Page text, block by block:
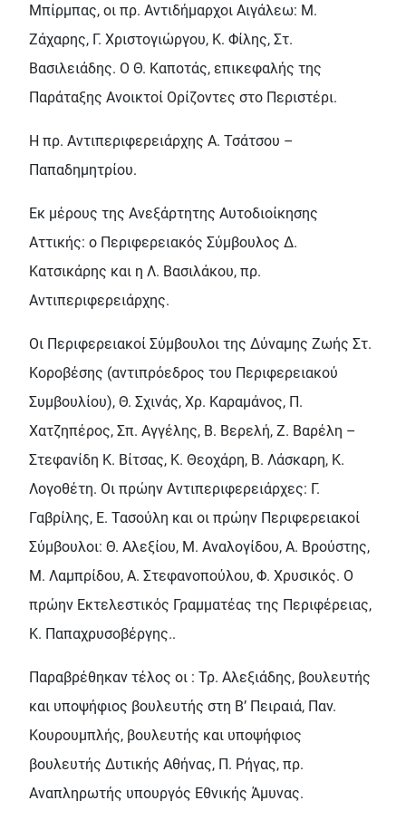
Μπίρμπας, οι πρ. Αντιδήμαρχοι Αιγάλεω: Μ.
Ζάχαρης, Γ. Χριστογιώργου, Κ. Φίλης, Στ.
Βασιλειάδης. Ο Θ. Καποτάς, επικεφαλής της
Παράταξης Ανοικτοί Ορίζοντες στο Περιστέρι.
Η πρ. Αντιπεριφερειάρχης Α. Τσάτσου –
Παπαδημητρίου.
Εκ μέρους της Ανεξάρτητης Αυτοδιοίκησης
Αττικής: ο Περιφερειακός Σύμβουλος Δ.
Κατσικάρης και η Λ. Βασιλάκου, πρ.
Αντιπεριφερειάρχης.
Οι Περιφερειακοί Σύμβουλοι της Δύναμης Ζωής Στ.
Κοροβέσης (αντιπρόεδρος του Περιφερειακού
Συμβουλίου), Θ. Σχινάς, Χρ. Καραμάνος, Π.
Χατζηπέρος, Σπ. Αγγέλης, Β. Βερελή, Ζ. Βαρέλη –
Στεφανίδη Κ. Βίτσας, Κ. Θεοχάρη, Β. Λάσκαρη, Κ.
Λογοθέτη. Οι πρώην Αντιπεριφερειάρχες: Γ.
Γαβρίλης, Ε. Τασούλη και οι πρώην Περιφερειακοί
Σύμβουλοι: Θ. Αλεξίου, Μ. Αναλογίδου, Α. Βρούστης,
Μ. Λαμπρίδου, Α. Στεφανοπούλου, Φ. Χρυσικός. Ο
πρώην Εκτελεστικός Γραμματέας της Περιφέρειας,
Κ. Παπαχρυσοβέργης..
Παραβρέθηκαν τέλος οι : Τρ. Αλεξιάδης, βουλευτής
και υποψήφιος βουλευτής στη Β’ Πειραιά, Παν.
Κουρουμπλής, βουλευτής και υποψήφιος
βουλευτής Δυτικής Αθήνας, Π. Ρήγας, πρ.
Αναπληρωτής υπουργός Εθνικής Άμυνας.